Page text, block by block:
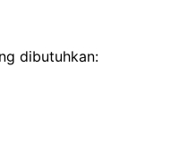
dibutuhkan: